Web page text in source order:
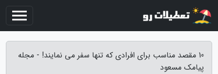
10 مقصد مناسب برای افرادی که تنها سفر می نمایند! - مجله
پیامک مسعود